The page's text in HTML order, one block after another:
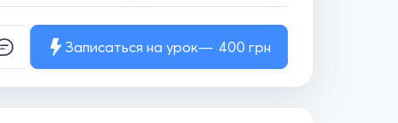
Записаться на урок 400 грн